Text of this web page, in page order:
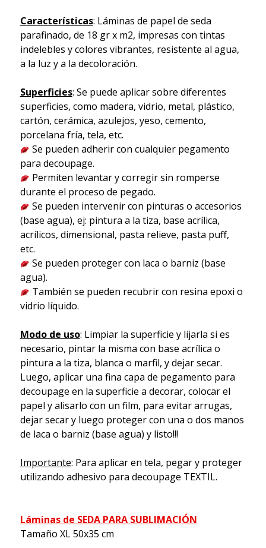
Características: Láminas de papel de seda
parafinado, de 18 gr x m2, impresas con tintas
indelebles y colores vibrantes, resistente al agua,
a la luz y a la decoloración.
Superficies: Se puede aplicar sobre diferentes
superficies, como madera, vidrio, metal, plástico,
cartón, cerámica, azulejos, yeso, cemento,
porcelana fría, tela, etc.
Se pueden adherir con cualquier pegamento
para decoupage.
Permiten levantar y corregir sin romperse
durante el proceso de pegado.
Se pueden intervenir con pinturas o accesorios
(base agua), ej: pintura a la tiza, base acrílica,
acrílicos, dimensional, pasta relieve, pasta puff,
etc.
Se pueden proteger con laca o barniz (base
agua).
También se pueden recubrir con resina epoxi o
vidrio líquido.
Modo de uso: Limpiar la superficie y lijarla si es
necesario, pintar la misma con base acrílica o
pintura a la tiza, blanca o marfil, y dejar secar.
Luego, aplicar una fina capa de pegamento para
decoupage en la superficie a decorar, colocar el
papel y alisarlo con un film, para evitar arrugas,
dejar secar y luego proteger con una o dos manos
de laca o barniz (base agua) y listo!!!
Importante: Para aplicar en tela, pegar y proteger
utilizando adhesivo para decoupage TEXTIL.
Láminas de SEDA PARA SUBLIMACIÓN
Tamaño XL 50x35 cm